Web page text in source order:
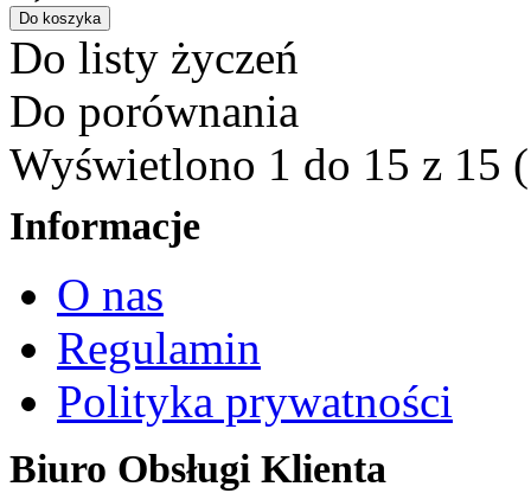
Do listy życzeń
Do porównania
Wyświetlono 1 do 15 z 15
Informacje
O nas
Regulamin
Polityka prywatności
Biuro Obsługi Klienta